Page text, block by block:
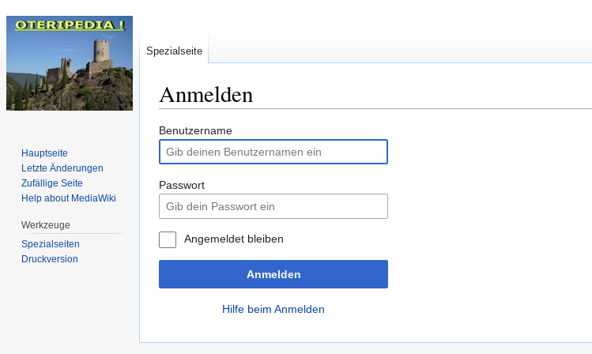
Anmelden
Zur
Navigation
springen
Zur
Suche
springen
Benutzername
Passwort
Angemeldet bleiben
Anmelden
Hilfe beim Anmelden
Spezialseite
Hauptseite
Letzte Änderungen
Zufällige Seite
Help about MediaWiki
Werkzeuge
Spezialseiten
Druckversion